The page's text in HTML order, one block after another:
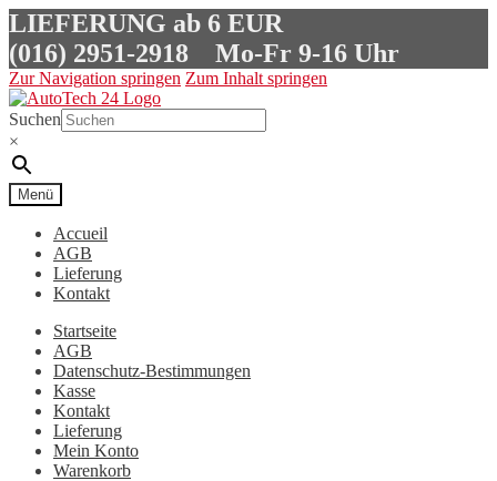
LIEFERUNG ab 6 EUR
(016) 2951-2918 Mo-Fr 9-16 Uhr
Zur Navigation springen Zum Inhalt springen
Suchen
×
Menü
Accueil
AGB
Lieferung
Kontakt
Startseite
AGB
Datenschutz-Bestimmungen
Kasse
Kontakt
Lieferung
Mein Konto
Warenkorb